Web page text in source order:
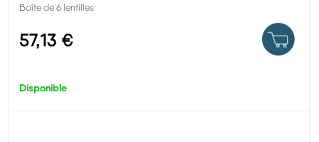
Boîte de 6 lentilles
57,13 €
Disponible